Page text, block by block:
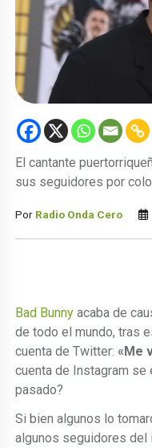
El cantante
sus seguidores por
Por Radio Onda Cero
Bad Bunny acaba de
de todo el mundo, tras
cuenta de Twitter:«Me
cuenta de Instagram se
pasado?
Si bien algunos lo
algunos seguidores del